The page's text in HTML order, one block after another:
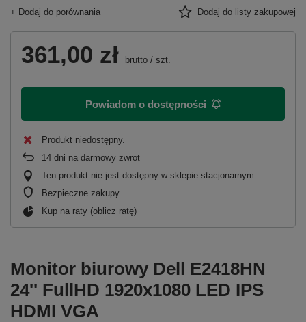
+ Dodaj do porównania Dodaj do listy zakupowej
361,00 zł brutto / szt.
Powiadom o dostępności
Produkt niedostępny
14 dni na darmowy zwrot
Ten produkt nie jest dostępny w sklepie stacjonarnym
Bezpieczne zakupy
Kup na raty (oblicz ratę)
Monitor biurowy Dell E2418HN
24'' FullHD 1920x1080 LED IPS
HDMI VGA